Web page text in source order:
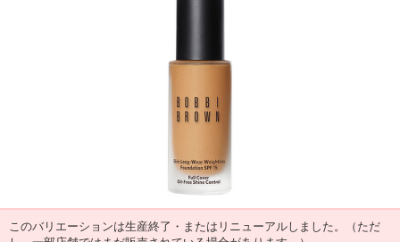
このバリエーションは生産終了・またはリニューアルしました。（ただ